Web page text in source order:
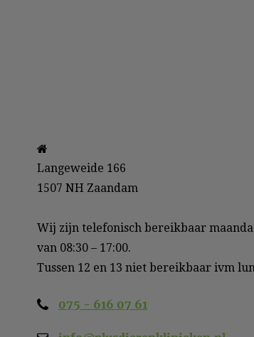
Langeweide 166
1507 NH Zaandam
Wij zijn telefonisch bereikbaar
van 08:30 – 17:00.
Tussen 12 en 13 niet bereikbaar ivm
075 - 616 07 61